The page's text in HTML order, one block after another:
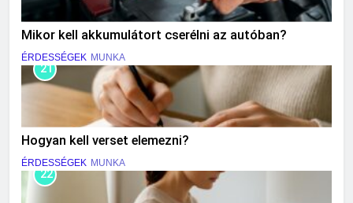
Mikor kell akkumulátort cserélni az autóban?
ÉRDESSÉGEK MUNKA
21
Hogyan kell verset elemezni?
ÉRDESSÉGEK MUNKA
22